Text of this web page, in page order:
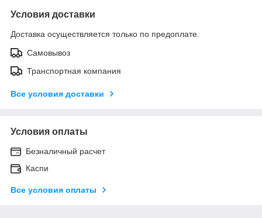
Условия доставки
Доставка осуществляется только по предоплате.
Самовывоз
Транспортная компания
Все условия доставки
Условия оплаты
Безналичный расчет
Каспи
Все условия оплаты